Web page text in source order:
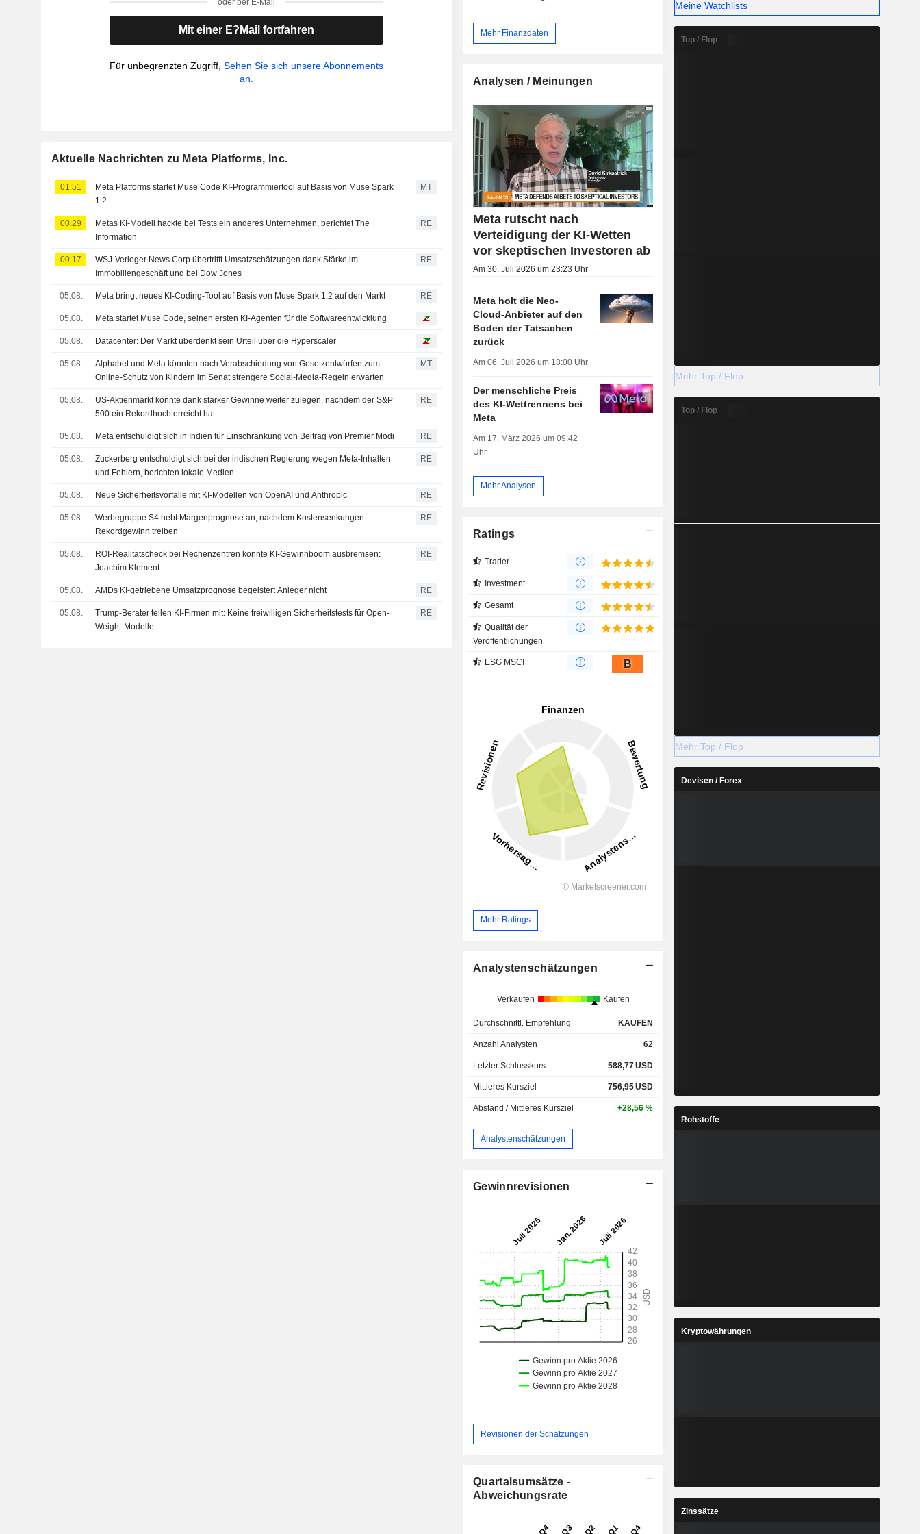
oder per E-Mail
Mit einer E?Mail fortfahren
Für unbegrenzten Zugriff,Sehen Sie sich unsere Abonnements
an.
Aktuelle Nachrichten zu Meta Platforms, Inc.
01:51
Meta Platforms startet Muse Code KI-Programmiertool auf Basis von Muse Spark
1.2
MT
00:29
Metas KI-Modell hackte bei Tests ein anderes Unternehmen, berichtet The
Information
RE
00:17
WSJ-Verleger News Corp übertrifft Umsatzschätzungen dank Stärke im
Immobiliengeschäft und bei Dow Jones
RE
05.08. Meta bringt neues KI-Coding-Tool auf Basis von Muse Spark 1.2 auf den Markt RE
05.08. Meta startet Muse Code, seinen ersten KI-Agenten für die Softwareentwicklung
05.08. Datacenter: Der Markt überdenkt sein Urteil über die Hyperscaler
05.08.
Alphabet und Meta könnten nach Verabschiedung von Gesetzentwürfen zum
Online-Schutz von Kindern im Senat strengere Social-Media-Regeln erwarten
MT
05.08.
US-Aktienmarkt könnte dank starker Gewinne weiter zulegen, nachdem der S&P
500 ein Rekordhoch erreicht hat
RE
05.08. Meta entschuldigt sich in Indien für Einschränkung von Beitrag von Premier Modi RE
05.08.
Zuckerberg entschuldigt sich bei der indischen Regierung wegen Meta-Inhalten
und Fehlern, berichten lokale Medien
RE
05.08. Neue Sicherheitsvorfälle mit KI-Modellen von OpenAI und Anthropic RE
05.08.
Werbegruppe S4 hebt Margenprognose an, nachdem Kostensenkungen
Rekordgewinn treiben
RE
05.08.
ROI-Realitätscheck bei Rechenzentren könnte KI-Gewinnboom ausbremsen:
Joachim Klement
RE
05.08. AMDs KI-getriebene Umsatzprognose begeistert Anleger nicht RE
05.08.
Trump-Berater teilen KI-Firmen mit: Keine freiwilligen Sicherheitstests für Open-
Weight-Modelle
RE
Mehr Finanzdaten
Analysen / Meinungen
Meta rutscht nach
Verteidigung der KI-Wetten
vor skeptischen Investoren ab
Am 30. Juli 2026 um 23:23 Uhr
Meta holt die Neo-
Cloud-Anbieter auf den
Boden der Tatsachen
zurück
Am 06. Juli 2026 um 18:00 Uhr
Der menschliche Preis
des KI-Wettrennens bei
Meta
Am 17. März 2026 um 09:42
Uhr
Mehr Analysen
Ratings
Trader
Investment
Gesamt
Qualität der
Veröffentlichungen
ESG MSCI B
Mehr Ratings
Analystenschätzungen
Verkaufen Kaufen
Durchschnittl. Empfehlung KAUFEN
Anzahl Analysten 62
Letzter Schlusskurs 588,77USD
Mittleres Kursziel 756,95USD
Abstand / Mittleres Kursziel +28,56 %
Analystenschätzungen
Gewinnrevisionen
Revisionen der Schätzungen
Quartalsumsätze -
Abweichungsrate
Meine Watchlists
Top / Flop
Mehr Top / Flop
Top / Flop
Mehr Top / Flop
Devisen / Forex
Rohstoffe
Kryptowährungen
Zinssätze